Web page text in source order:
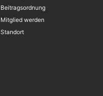
Beitragsordnung
Mitglied werden
Standort